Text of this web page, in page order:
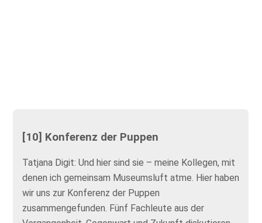
[10] Konferenz der Puppen
Tatjana Digit: Und hier sind sie – meine Kollegen, mit
denen ich gemeinsam Museumsluft atme. Hier haben
wir uns zur Konferenz der Puppen
zusammengefunden. Fünf Fachleute aus der